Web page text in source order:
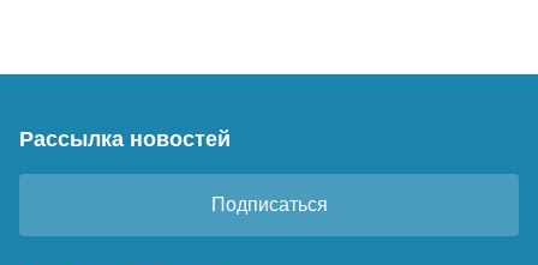
Рассылка новостей
Подписаться